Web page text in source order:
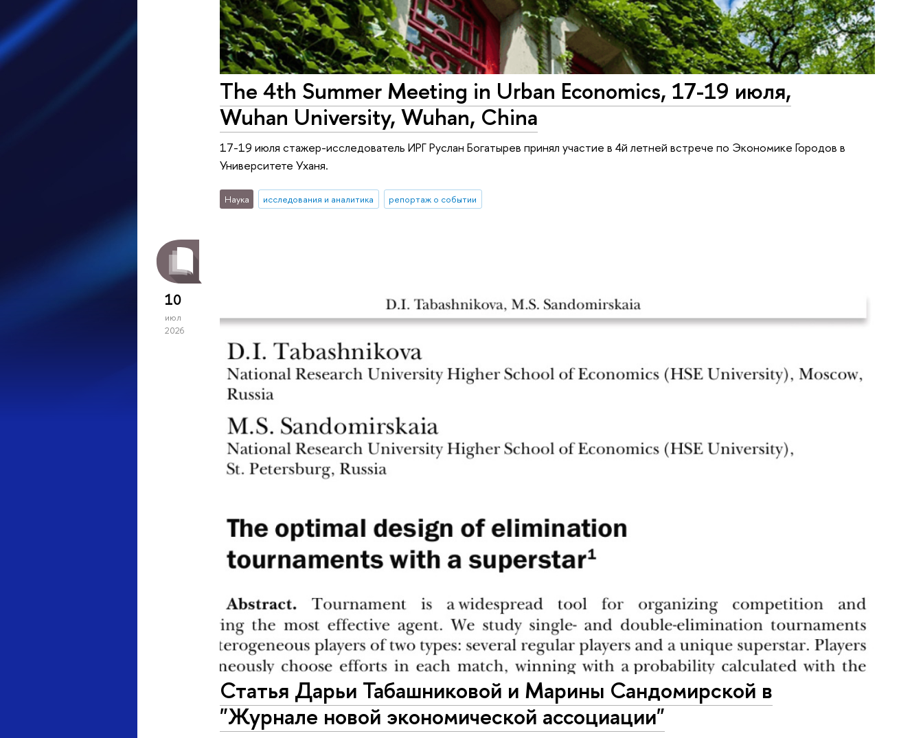
The 4th Summer Meeting in Urban Economics, 17-19 июля,
Wuhan University, Wuhan, China
17-19 июля стажер-исследователь ИРГ Руслан Богатырев принял участие в 4й летней встрече по Экономике Городов в
Университете Уханя.
Наука исследования и аналитика репортаж о событии
10
июл
2026
Статья Дарьи Табашниковой и Марины Сандомирской в
"Журнале новой экономической ассоциации"